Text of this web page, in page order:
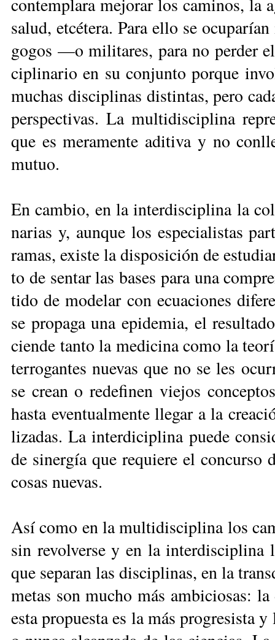
sa­lud, et­cé­te­ra. Pa­ra ello se
go­gos —o mi­li­ta­res, pa­ra no per­der
ci­pli­na­rio en su con­jun­to por­que
mu­chas dis­ci­pli­nas dis­tin­tas, pe­ro
pers­pec­ti­vas. La mul­ti­dis­ci­pli­na
que es me­ra­men­te adi­ti­va y no
mu­tuo.
En cam­bio, en la in­ter­dis­ci­pli­na la
na­rias y, aun­que los es­pe­cia­lis­tas
ra­mas, exis­te la dis­po­si­ción de
to de sen­tar las ba­ses pa­ra una
ti­do de mo­de­lar con ecua­cio­nes
se pro­pa­ga una epi­de­mia, el
cien­de tan­to la me­di­ci­na co­mo la
te­rro­gan­tes nue­vas que no se les
se crean o re­de­fi­nen vie­jos
has­ta even­tual­men­te lle­gar a la
li­za­das. La in­ter­di­ci­pli­na pue­de
de si­ner­gía que re­quie­re el con­cur­so
co­sas nue­vas.
Así co­mo en la mul­ti­dis­ci­pli­na los
sin re­vol­ver­se y en la in­ter­dis­ci­pli­na
que se­pa­ran las dis­ci­pli­nas, en la
me­tas son mu­cho más am­bi­cio­sas:
es­ta pro­pues­ta es la más pro­gre­sis­ta